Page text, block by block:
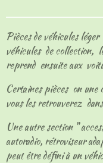
Pièces de véhicules
véhicules de collection,
reprend ensuite aux
Certaines pièces on une
vous les retrouverez
Une autre section "
autoradio, rétroviseur
peut être défini à un